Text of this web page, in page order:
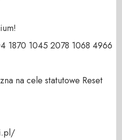
1870 1045 2078 1068 4966
na cele statutowe Reset